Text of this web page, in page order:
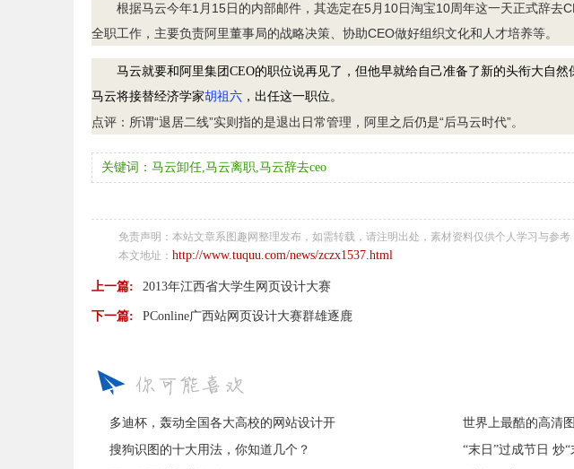
根据马云今年1月15日的内部邮件，其选定在5月10日淘宝10周年这一天正式辞去
全职工作，主要负责阿里董事局的战略决策、协助CEO做好组织文化和人才培养等。
马云就要和阿里集团CEO的职位说再见了，但他早就给自己准备了新的头衔大自然
马云将接替经济学家胡祖六 ，出任这一职位。
点评：所谓“退居二线”实则指的是退出日常管理，阿里之后仍是“后马云时代”。
关键词：马云卸任,马云离职,马云辞去ceo
免责声明：本站文章系图趣网整理发布，如需转载，请注明出处，素材资料仅供个人学习与参考
本文地址： http://www.tuquu.com/news/zczx1537.html
上一篇: 2013年江西省大学生网页设计大赛
下一篇: PConline广西站网页设计大赛群雄逐鹿
多迪杯，轰动全国各大高校的网站设计开
世界上最酷的高清
搜狗识图的十大用法，你知道几个？
“末日”过成节日 炒